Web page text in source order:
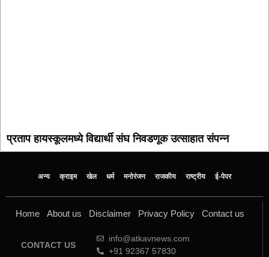
प्रताप हायस्कूलमध्ये विद्यार्थी संघ निवडणूक उत्साहात संपन्न
अन्य क्राइम खेल धर्म मनोरंजन राजकीय राष्ट्रीय ई-पेपर
Home About us Disclaimer Privacy Policy Contact us
CONTACT US
info@atkavnews.com
+91 92367 57830